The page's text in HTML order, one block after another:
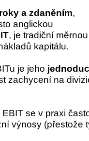
a zdaněním,
anglickou
, je tradiční
kapitálu.
je jeho
zachycení na
EBIT se v praxi
výnosy (přestože